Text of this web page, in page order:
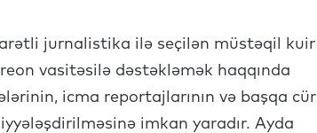
jurnalistika ilə seçilən müstəqil kuir
vasitəsilə dəstəkləmək haqqında
icma reportajlarının və başqa cür
imkan yaradır. Ayda